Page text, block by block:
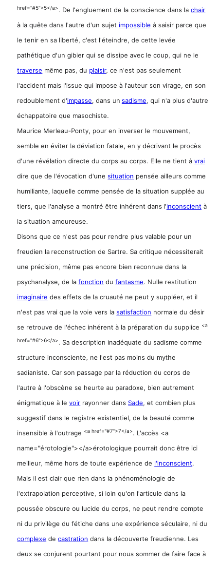
href="#5">5</a>. De l'engluement de la conscience dans lachair
à la quête dans l'autre d'un sujet impossible à saisir parce que
le tenir en sa liberté, c'est l'éteindre, de cette levée
pathétique d'un gibier qui se dissipe avec le coup, qui ne le
traverse même pas, du plaisir, ce n'est pas seulement
l'accident mais l'issue qui impose à l'auteur son virage, en son
redoublement d'impasse, dans un sadisme, qui n'a plus d'autre
échappatoire que masochiste.
Maurice Merleau-Ponty, pour en inverser le mouvement,
semble en éviter la déviation fatale, en y décrivant le procès
d'une révélation directe du corps au corps. Elle ne tient àvrai
dire que de l'évocation d'unesituation pensée ailleurs comme
humiliante, laquelle comme pensée de la situation supplée au
tiers, que l'analyse a montré être inhérent dans l'inconscient à
la situation amoureuse.
Disons que ce n'est pas pour rendre plus valable pour un
freudien la reconstruction de Sartre. Sa critique nécessiterait
une précision, même pas encore bien reconnue dans la
psychanalyse, de lafonction dufantasme. Nulle restitution
imaginaire des effets de la cruauté ne peut y suppléer, et il
n'est pas vrai que la voie vers lasatisfaction normale du désir
se retrouve de l'échec inhérent à la préparation du supplice <a
href="#6">6</a>. Sa description inadéquate du sadisme comme
structure inconsciente, ne l'est pas moins du mythe
sadianiste. Car son passage par la réduction du corps de
l'autre à l'obscène se heurte au paradoxe, bien autrement
énigmatique à levoir rayonner dans Sade, et combien plus
suggestif dans le registre existentiel, de la beauté comme
insensible à l'outrage <a href="#7">7</a>. L'accès <a
name="érotologie"></a>érotologique pourrait donc être ici
meilleur, même hors de toute expérience de l'inconscient.
Mais il est clair que rien dans la phénoménologie de
l'extrapolation perceptive, si loin qu'on l'articule dans la
poussée obscure ou lucide du corps, ne peut rendre compte
ni du privilège du fétiche dans une expérience séculaire, ni du
complexe decastration dans la découverte freudienne. Les
deux se conjurent pourtant pour nous sommer de faire face à